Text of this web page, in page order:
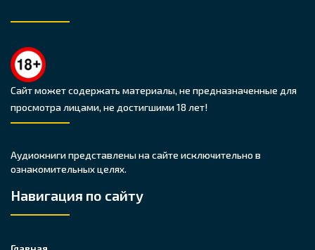
Сайт может содержать материалы, не предназначенные для
просмотра лицами, не достигшими 18 лет!
Аудиокниги представлены на сайте исключительно в
ознакомительных целях.
Навигация по сайту